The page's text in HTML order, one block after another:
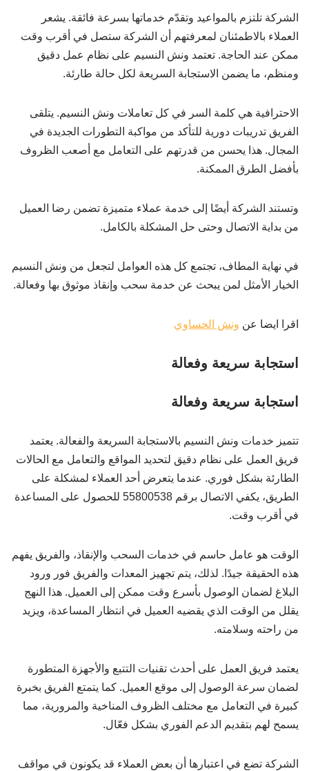
الشركة تلتزم بالمواعيد وتقدّم خدماتها بسرعة فائقة. يشعر
العملاء بالاطمئنان لمعرفتهم أن الشركة ستصل في أقرب وقت
ممكن عند الحاجة. تعتمد ونش النسيم على نظام عمل دقيق
ومنظم، ما يضمن الاستجابة السريعة لكل حالة طارئة.
الاحترافية هي كلمة السر في كل تعاملات ونش النسيم. يتلقى
الفريق تدريبات دورية للتأكد من مواكبة التطورات الجديدة في
المجال. هذا يحسن من قدرتهم على التعامل مع أصعب الظروف
بأفضل الطرق الممكنة.
وتستند الشركة أيضًا إلى خدمة عملاء متميزة تضمن رضا العميل
من بداية الاتصال وحتى حل المشكلة بالكامل.
في نهاية المطاف، تجتمع كل هذه العوامل لتجعل من ونش النسيم
الخيار الأمثل لمن يبحث عن خدمة سحب وإنقاذ موثوق بها وفعالة.
اقرا ايضا عن ونش الحساوي
استجابة سريعة وفعالة
استجابة سريعة وفعالة
تتميز خدمات ونش النسيم بالاستجابة السريعة والفعالة. يعتمد
فريق العمل على نظام دقيق لتحديد المواقع والتعامل مع الحالات
الطارئة بشكل فوري. عندما يتعرض أحد العملاء لمشكلة على
الطريق، يكفي الاتصال برقم 55800538 للحصول على المساعدة
في أقرب وقت.
الوقت هو عامل حاسم في خدمات السحب والإنقاذ، والفريق يفهم
هذه الحقيقة جيدًا. لذلك، يتم تجهيز المعدات والفريق فور ورود
البلاغ لضمان الوصول بأسرع وقت ممكن إلى العميل. هذا النهج
يقلل من الوقت الذي يقضيه العميل في انتظار المساعدة، ويزيد
من راحته وسلامته.
يعتمد فريق العمل على أحدث تقنيات التتبع والأجهزة المتطورة
لضمان سرعة الوصول إلى موقع العميل. كما يتمتع الفريق بخبرة
كبيرة في التعامل مع مختلف الظروف المناخية والمرورية، مما
يسمح لهم بتقديم الدعم الفوري بشكل فعّال.
الشركة تضع في اعتبارها أن بعض العملاء قد يكونون في مواقف